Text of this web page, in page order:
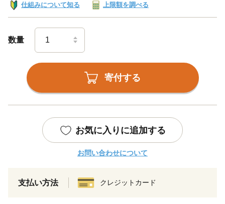
仕組みについて知る 上限額を調べる
数量
寄付する
お気に入りに追加する
お問い合わせについて
支払い方法 クレジットカード